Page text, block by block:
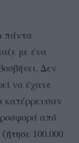
πάντα
με ένα
Δεν
να έχανε
κατέρρευσαν
από
100.000